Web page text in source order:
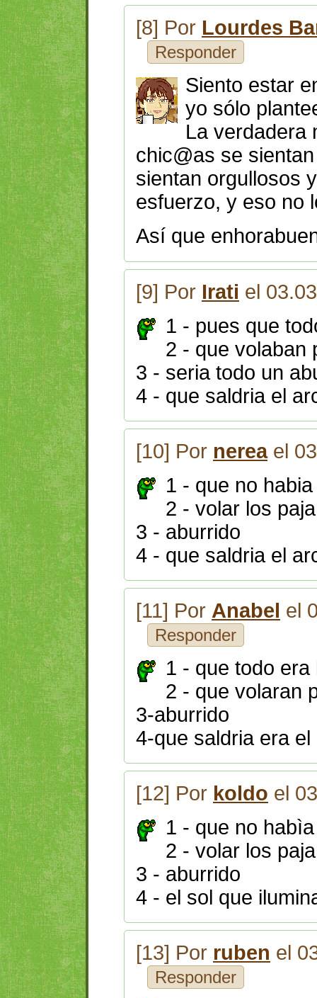
[8] Por Lourdes
Responder
Siento estar
yo sólo
La verdadera
chic@as se
sientan orgullosos
esfuerzo, y eso no
Así que
[9] Por Irati el
1 - pues que
2 - que volaban
3 - seria todo un
4 - que saldria el
[10] Por nereael
1 - que no
2 - volar los
3 - aburrido
4 - que saldria el
[11] Por Anabel el
Responder
1 - que todo
2 - que volaran
3-aburrido
4-que saldria era el
[12] Por koldo el
1 - que no
2 - volar los
3 - aburrido
4 - el sol que
[13] Por ruben el
Responder